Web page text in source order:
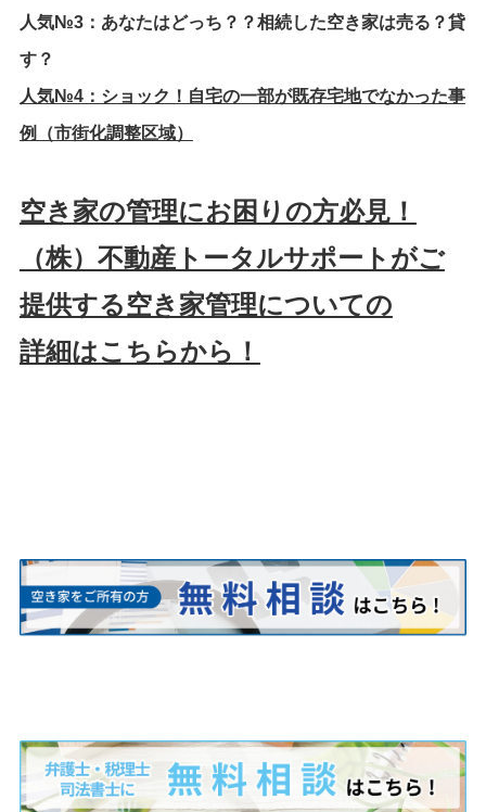
人気№3： あなたはどっち？？相続した空き家は売る？貸
す？
人気№4： ショック！自宅の一部が既存宅地でなかった事
例（市街化調整区域）
空き家の管理にお困りの方必見！
（株）不動産トータルサポートがご
提供する空き家管理についての
詳細はこちらから！